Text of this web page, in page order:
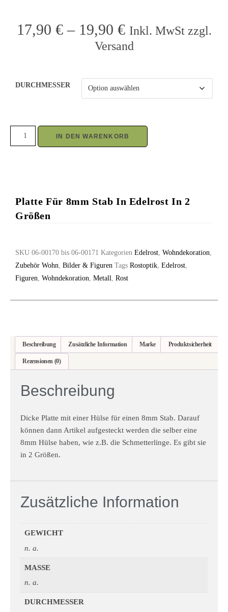
17,90 €– 19,90 € Inkl. MwSt zzgl.
Versand
DURCHMESSER
IN DEN WARENKORB
Platte Für 8mm Stab In Edelrost In 2
Größen
SKU 06-00170 bis 06-00171 Kategorien Edelrost Wohndekoration
Zubehör Wohn Bilder & Figuren Tags Rostoptik Edelrost
Figuren Wohndekoration Metall Rost
Beschreibung Zusätzliche Information Marke Produktsicherheit
Rezensionen (0)
Beschreibung
Dicke Platte mit einer Hülse für einen 8mm Stab. Darauf
können dann Artikel aufgesteckt werden die selber eine
8mm Hülse haben, wie z.B. die Schmetterlinge. Es gibt sie
in 2 Größen.
Zusätzliche Information
GEWICHT
n. a.
MASSE
n. a.
DURCHMESSER